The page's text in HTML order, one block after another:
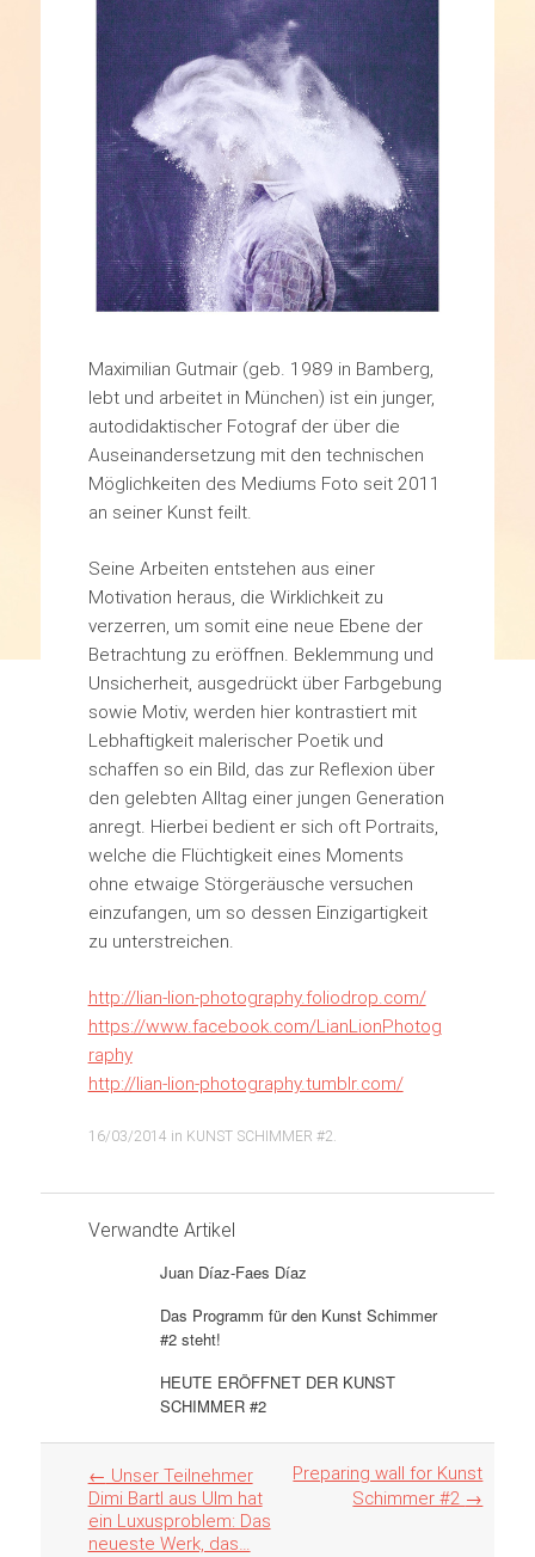
Maximilian Gutmair (geb. 1989 in Bamberg,
lebt und arbeitet in München) ist ein junger,
autodidaktischer Fotograf der über die
Auseinandersetzung mit den technischen
Möglichkeiten des Mediums Foto seit 2011
an seiner Kunst feilt.
Seine Arbeiten entstehen aus einer
Motivation heraus, die Wirklichkeit zu
verzerren, um somit eine neue Ebene der
Betrachtung zu eröffnen. Beklemmung und
Unsicherheit, ausgedrückt über Farbgebung
sowie Motiv, werden hier kontrastiert mit
Lebhaftigkeit malerischer Poetik und
schaffen so ein Bild, das zur Reflexion über
den gelebten Alltag einer jungen Generation
anregt. Hierbei bedient er sich oft Portraits,
welche die Flüchtigkeit eines Moments
ohne etwaige Störgeräusche versuchen
einzufangen, um so dessen Einzigartigkeit
zu unterstreichen.
http://lian-lion-photography.foliodrop.com/
https://www.facebook.com/LianLionPhotog
raphy
http://lian-lion-photography.tumblr.com/
16/03/2014 in KUNST SCHIMMER #2
Verwandte Artikel
Juan Díaz-Faes Díaz
Das Programm für den Kunst Schimmer
#2 steht!
HEUTE ERÖFFNET DER KUNST
SCHIMMER #2
Artikel
Navigation
← Unser Teilnehmer
Dimi Bartl aus Ulm hat
ein Luxusproblem: Das
neueste Werk, das…
Preparing wall for Kunst
Schimmer #2 →